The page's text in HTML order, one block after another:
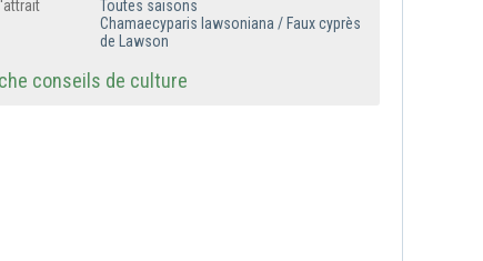
Toutes saisons
Chamaecyparis lawsoniana / Faux cyprès
de Lawson
conseils de culture